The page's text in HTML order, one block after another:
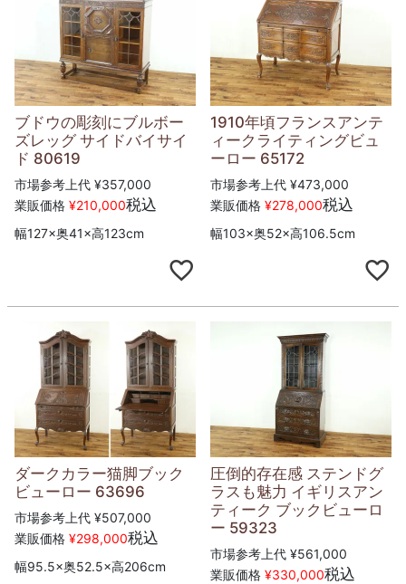
ブドウの彫刻にブルボー
ズレッグ サイドバイサイ
ド 80619
市場参考上代 ¥357,000
業販価格 ¥210,000税込
幅127×奥41×高123cm
1910年頃フランスアンテ
ィークライティングビュ
ーロー 65172
市場参考上代 ¥473,000
業販価格 ¥278,000税込
幅103×奥52×高106.5cm
ダークカラー猫脚ブック
ビューロー 63696
市場参考上代 ¥507,000
業販価格 ¥298,000税込
幅95.5×奥52.5×高206cm
圧倒的存在感 ステンドグ
ラスも魅力 イギリスアン
ティーク ブックビューロ
ー 59323
市場参考上代 ¥561,000
業販価格 ¥330,000税込